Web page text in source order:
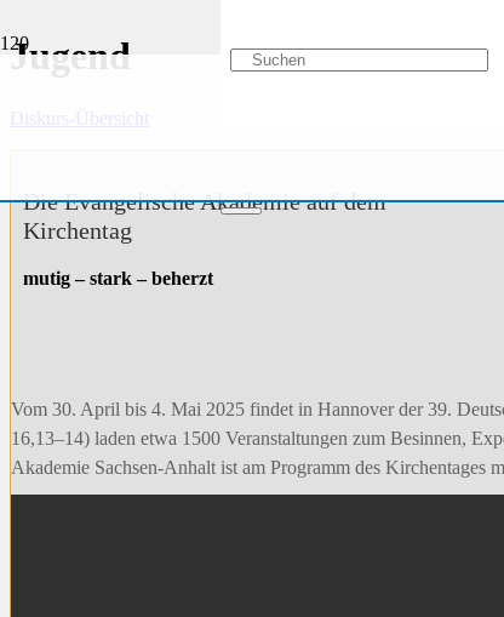
Jugend
Diskurs-Übersicht
Die Evangelische Akademie auf dem
Kirchentag
mutig – stark – beherzt
Vom 30. April bis 4. Mai 2025 findet in Hannover der 39.
16,13–14) laden etwa 1500 Veranstaltungen zum Besinnen,
Akademie Sachsen-Anhalt ist am Programm des